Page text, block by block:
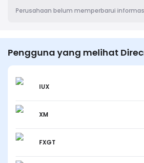
Perusahaan belum memperbarui
Pengguna yang melihat
melihat…
IUX
XM
FXGT